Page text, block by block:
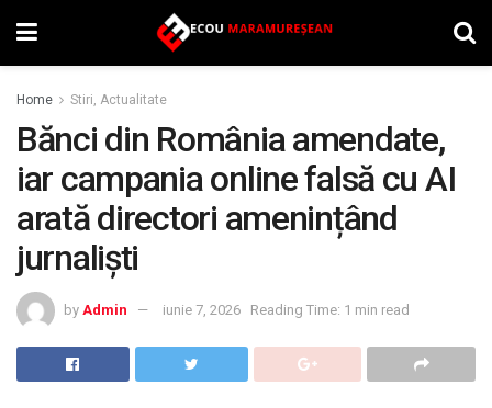
Home Stiri, Actualitate
Bănci din România amendate,
iar campania online falsă cu AI
arată directori amenințând
jurnaliști
by Admin iunie 7, 2026 Reading Time: 1 min read